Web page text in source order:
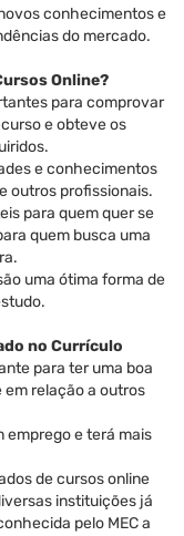
conhecimentos e
do mercado.
Online?
para comprovar
e obteve os
e conhecimentos
outros profissionais.
para quem quer se
quem busca uma
uma ótima forma de
no Currículo
para ter uma boa
relação a outros
emprego e terá mais
de cursos online
instituições já
pelo MEC a